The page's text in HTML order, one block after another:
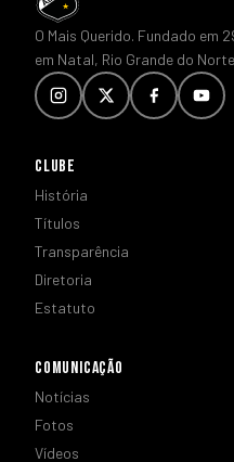
O Mais Querido. Fundado em
em Natal, Rio Grande do
CLUBE
História
Títulos
Transparência
Diretoria
Estatuto
COMUNICAÇÃO
Notícias
Fotos
Vídeos